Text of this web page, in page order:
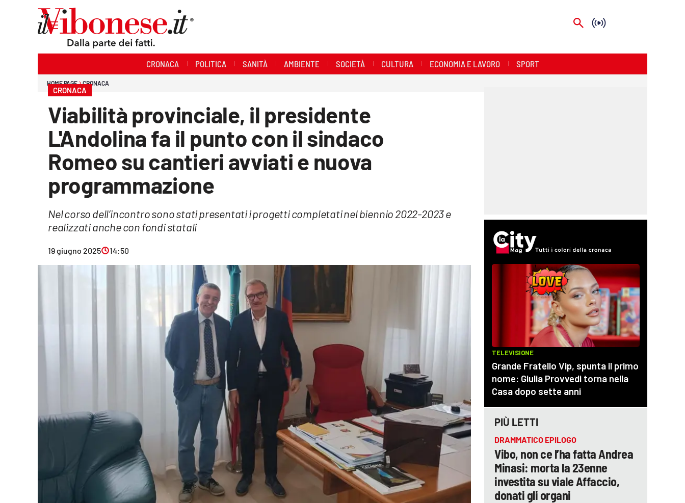
Economia e Lavoro
CRONACA POLITICA SANITÀ AMBIENTE SOCIETÀ CULTURA ECONOMIA E LAVORO SPORT
HOME PAGE CRONACA
CRONACA
Viabilità provinciale, il presidente
L'Andolina fa il punto con il sindaco
Romeo su cantieri avviati e nuova
programmazione
Nel corso dell’incontro sono stati presentati i progetti completati nel biennio 2022-2023 e
realizzati anche con fondi statali
19 giugno 2025 14:50
PIÙ LETTI
DRAMMATICO EPILOGO
Vibo, non ce l’ha fatta Andrea
Minasi: morta la 23enne
investita su viale Affaccio,
donati gli organi